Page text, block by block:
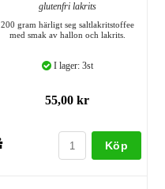
glutenfri lakrits
200 gram härligt seg saltlakritstoffee
med smak av hallon och lakrits.
I lager: 3st
55,00 kr
Köp